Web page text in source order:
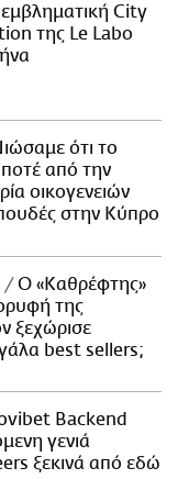
City
της Le Labo
ότι το
ποτέ από την
οικογενειών
στην Κύπρο
Ο «Καθρέφτης»
της
ξεχώρισε
best sellers;
Backend
γενιά
ξεκινά από εδώ